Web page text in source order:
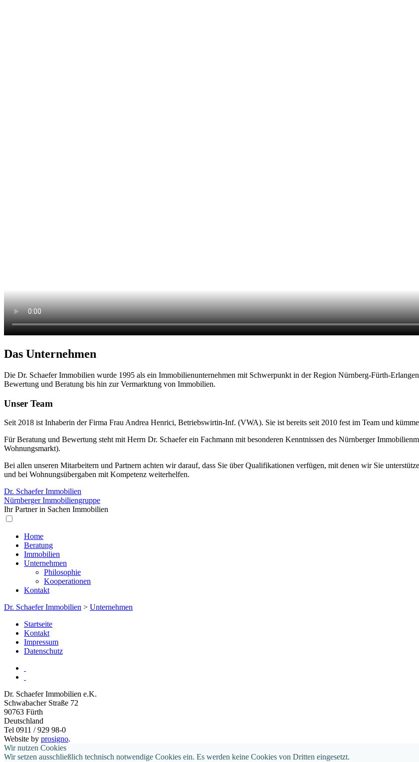
Das Unternehmen
Die Dr. Schaefer Immobilien wurde 1995 als ein Immobilienunternehmen mit Schwerpunkt in der Region Nürnberg-Fürth-
Bewertung und Beratung bis hin zur Vermarktung von Immobilien.
Unser Team
Seit 2018 ist Inhaberin der Firma Frau Andrea Henrici, Betriebswirtin-Inf. (VWA). Sie ist bereits seit 2010 fest im Team und
Für Beratung und Bewertung steht mit Herrn Dr. Schaefer ein Fachmann mit besonderen Kenntnissen des Nürnberger
Wohnungsmarkt).
Bei allen unseren Mitarbeitern und Partnern achten wir darauf, dass Sie über Qualifikationen verfügen, mit denen wir Sie
und bei Wohnungsübergaben mit Kompetenz weiterhelfen.
Dr. Schaefer Immobilien
Nürnberger Immobiliengruppe
Ihr Partner in Sachen Immobilien
Home
Beratung
Immobilien
Unternehmen
Philosophie
Kooperationen
Kontakt
Dr. Schaefer Immobilien > Unternehmen
Startseite
Kontakt
Impressum
Datenschutz
Dr. Schaefer Immobilien e.K.
Schwabacher Straße 72
90763 Fürth
Deutschland
Tel 0911 / 929 98-0
Website by prosigno.
Wir nutzen Cookies
Wir setzen ausschließlich technisch notwendige Cookies ein. Es werden keine Cookies von Dritten eingesetzt.